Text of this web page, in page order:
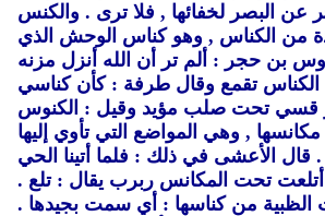
عن البصر لخفائها , فلا ترى . والكنس
من الكناس , وهو كناس الوحش الذي
بن حجر : ألم تر أن الله أنزل مزنه
الكناس تقمع وقال طرفة : كأن كناسي
قسي تحت صلب مؤيد وقيل : الكنوس
مكانسها , وهي المواضع التي تأوي إليها
. قال الأعشى في ذلك : فلما أتينا الحي
أتلعت تحت المكانس ربرب يقال : تلع .
الظبية من كناسها : أي سمت بجيدها .